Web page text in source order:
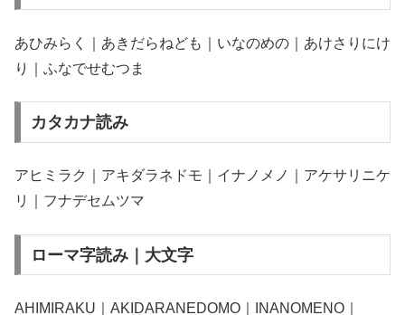
あひみらく｜あきだらねども｜いなのめの｜あけさりにけ
り｜ふなでせむつま
カタカナ読み
アヒミラク｜アキダラネドモ｜イナノメノ｜アケサリニケ
リ｜フナデセムツマ
ローマ字読み｜大文字
AHIMIRAKU｜AKIDARANEDOMO｜INANOMENO｜